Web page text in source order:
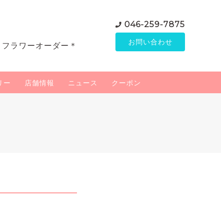
ラワーオーダー＊
046-259-7875
お問い合わせ
ー 店舗情報 ニュース クーポン